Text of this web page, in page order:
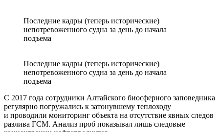
Последние кадры (теперь исторические)
непотревоженного судна за день до начала
подъема
Последние кадры (теперь исторические)
непотревоженного судна за день до начала
подъема
С 2017 года сотрудники Алтайского биосферного заповедника
регулярно погружались к затонувшему теплоходу
и проводили мониторинг объекта на отсутствие явных следов
разлива ГСМ. Анализ проб показывал лишь следовые